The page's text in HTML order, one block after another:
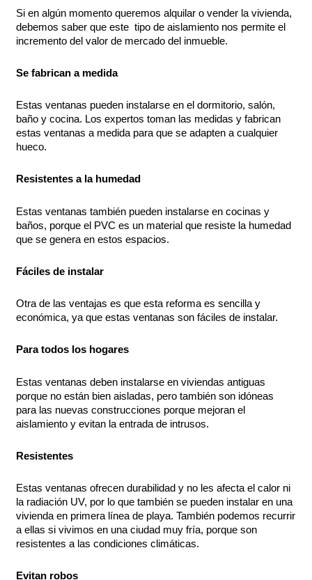
Si en algún momento queremos alquilar o vender la vivienda,
debemos saber que este tipo de aislamiento nos permite el
incremento del valor de mercado del inmueble.
Se fabrican a medida
Estas ventanas pueden instalarse en el dormitorio, salón,
baño y cocina. Los expertos toman las medidas y fabrican
estas ventanas a medida para que se adapten a cualquier
hueco.
Resistentes a la humedad
Estas ventanas también pueden instalarse en cocinas y
baños, porque el PVC es un material que resiste la humedad
que se genera en estos espacios.
Fáciles de instalar
Otra de las ventajas es que esta reforma es sencilla y
económica, ya que estas ventanas son fáciles de instalar.
Para todos los hogares
Estas ventanas deben instalarse en viviendas antiguas
porque no están bien aisladas, pero también son idóneas
para las nuevas construcciones porque mejoran el
aislamiento y evitan la entrada de intrusos.
Resistentes
Estas ventanas ofrecen durabilidad y no les afecta el calor ni
la radiación UV, por lo que también se pueden instalar en una
vivienda en primera línea de playa. También podemos recurrir
a ellas si vivimos en una ciudad muy fría, porque son
resistentes a las condiciones climáticas.
Evitan robos